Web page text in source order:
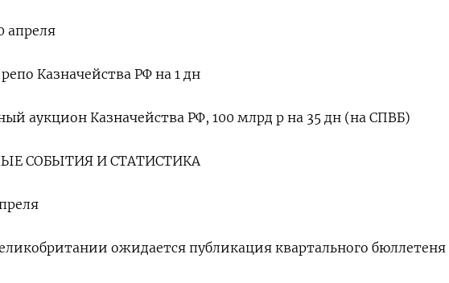
апреля
Казначейства РФ на 1 дн
аукцион Казначейства РФ, 100 млрд р на 35 дн (на СПВБ)
СОБЫТИЯ И СТАТИСТИКА
ожидается публикация квартального бюллетеня